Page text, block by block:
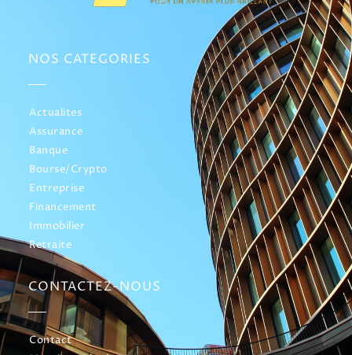
NOS CATEGORIES
Actualites
Assurance
Banque
Bourse/Crypto
Entreprise
Financement
Immobilier
Retraite
CONTACTEZ-NOUS
Contact